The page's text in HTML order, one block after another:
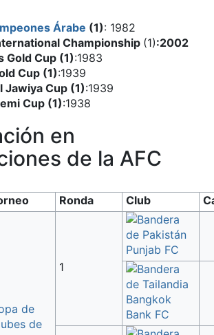
Árabe (1): 1982
Championship (1):2002
Gold Cup (1):1983
Cup (1):1939
Jawiya Cup (1):1939
Cup (1):1938
en
de la AFC
Ronda Club
de
de
1
Punjab FC
Bangkok
Bank FC